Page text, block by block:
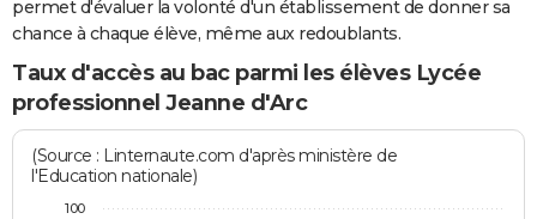
permet d'évaluer la volonté d'un établissement de donner sa
chance à chaque élève, même aux redoublants.
Taux d'accès au bac parmi les élèves Lycée
professionnel Jeanne d'Arc
(Source : Linternaute.com d'après ministère de
l'Education nationale)
100